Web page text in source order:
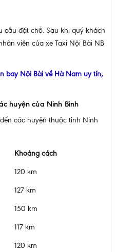
cầu đặt chỗ. Sau khi quý khách
viên của xe Taxi Nội Bài NB
bay Nội Bài về Hà Nam uy tín,
huyện của Ninh Bình
các huyện thuộc tỉnh Ninh
Khoảng cách
120 km
127 km
150 km
117 km
120 km